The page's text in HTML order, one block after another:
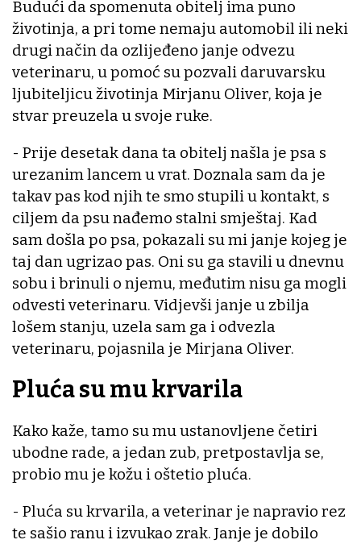
Budući da spomenuta obitelj ima puno
životinja, a pri tome nemaju automobil ili neki
drugi način da ozlijeđeno janje odvezu
veterinaru, u pomoć su pozvali daruvarsku
ljubiteljicu životinja Mirjanu Oliver, koja je
stvar preuzela u svoje ruke.
- Prije desetak dana ta obitelj našla je psa s
urezanim lancem u vrat. Doznala sam da je
takav pas kod njih te smo stupili u kontakt, s
ciljem da psu nađemo stalni smještaj. Kad
sam došla po psa, pokazali su mi janje kojeg je
taj dan ugrizao pas. Oni su ga stavili u dnevnu
sobu i brinuli o njemu, međutim nisu ga mogli
odvesti veterinaru. Vidjevši janje u zbilja
lošem stanju, uzela sam ga i odvezla
veterinaru, pojasnila je Mirjana Oliver.
Pluća su mu krvarila
Kako kaže, tamo su mu ustanovljene četiri
ubodne rade, a jedan zub, pretpostavlja se,
probio mu je kožu i oštetio pluća.
- Pluća su krvarila, a veterinar je napravio rez
te sašio ranu i izvukao zrak. Janje je dobilo